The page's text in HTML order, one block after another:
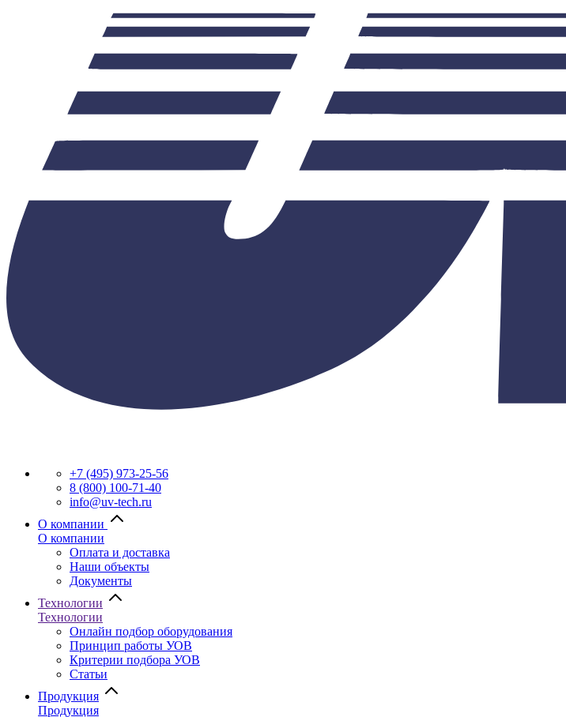
+7 (495) 973-25-56
8 (800) 100-71-40
info@uv-tech.ru
О компании
О компании
Оплата и доставка
Наши объекты
Документы
Технологии
Технологии
Онлайн подбор оборудования
Принцип работы УОВ
Критерии подбора УОВ
Статьи
Продукция
Продукция